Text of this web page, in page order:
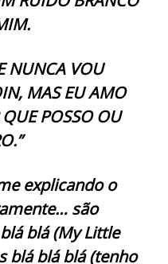
NUNCA VOU
MAS EU AMO
QUE POSSO OU
explicando o
são
blá (My Little
blá blá blá (tenho